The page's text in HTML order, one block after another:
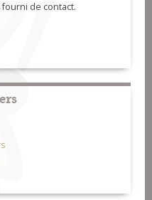
de contact.